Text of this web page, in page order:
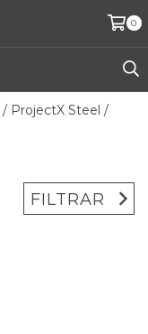
0
/ ProjectX Steel /
FILTRAR